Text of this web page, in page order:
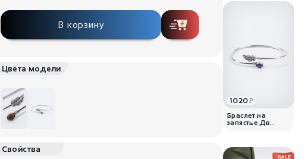
В корзину
Цвета модели
Свойства
1020₽
Браслет на
запястье Дв..